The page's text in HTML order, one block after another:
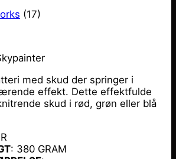
(17)
med skud der springer i
effekt. Dette effektfulde
skud i rød, grøn eller blå
: 380 GRAM